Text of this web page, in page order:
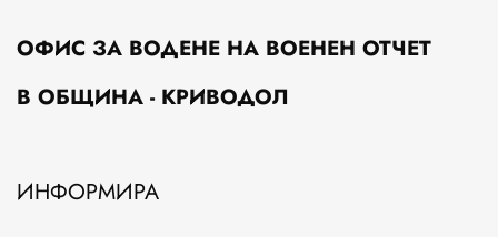
ОФИС ЗА ВОДЕНЕ НА ВОЕНЕН ОТЧЕТ
В ОБЩИНА - КРИВОДОЛ
ИНФОРМИРА